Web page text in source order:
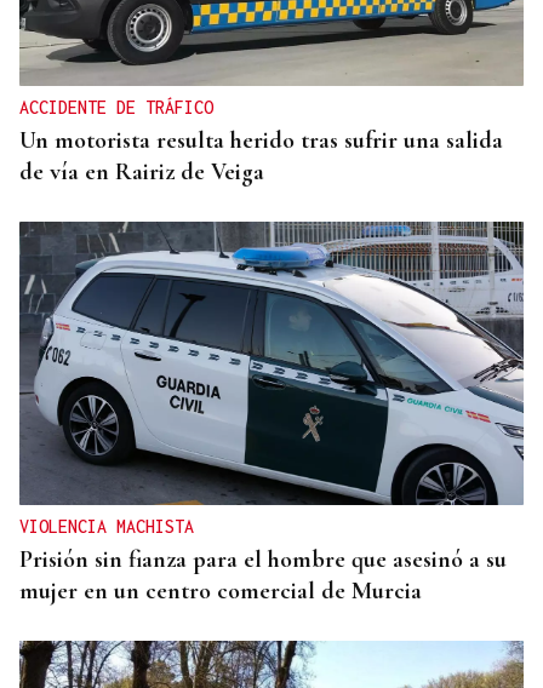
Un herido en la colisión entre dos coches en la
entrada a las termas de Outariz
ACCIDENTE DE TRÁFICO
Un motorista resulta herido tras sufrir una salida
de vía en Rairiz de Veiga
VIOLENCIA MACHISTA
Prisión sin fianza para el hombre que asesinó a su
mujer en un centro comercial de Murcia